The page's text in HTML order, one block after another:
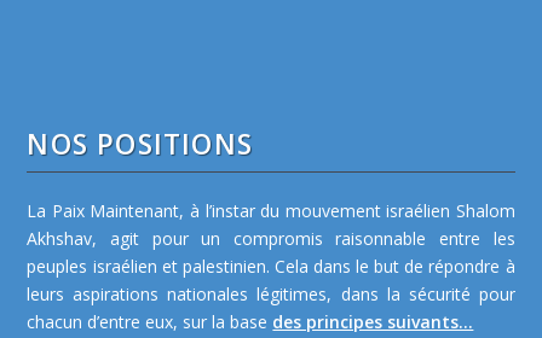
NOS POSITIONS
La Paix Maintenant, à l’instar du mouvement israélien Shalom
Akhshav, agit pour un compromis raisonnable entre les
peuples israélien et palestinien. Cela dans le but de répondre à
leurs aspirations nationales légitimes, dans la sécurité pour
chacun d’entre eux, sur la base des principes suivants...